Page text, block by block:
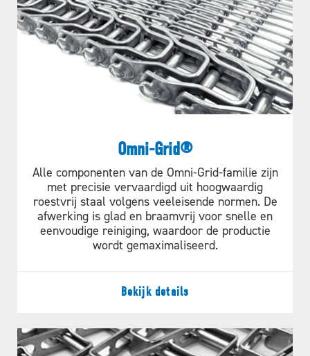
Omni-Grid®
Alle componenten van de Omni-Grid-familie zijn
met precisie vervaardigd uit hoogwaardig
roestvrij staal volgens veeleisende normen. De
afwerking is glad en braamvrij voor snelle en
eenvoudige reiniging, waardoor de productie
wordt gemaximaliseerd.
Bekijk details